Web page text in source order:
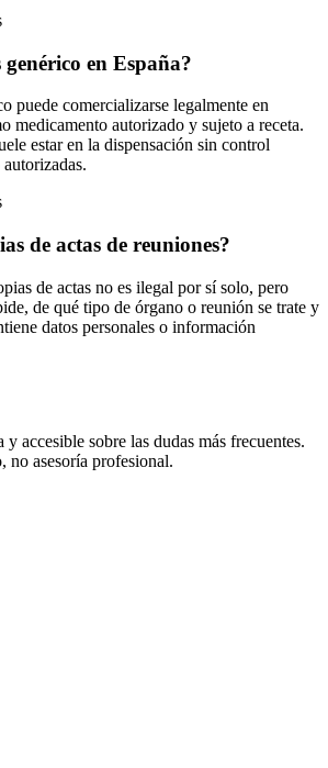
en España?
puede comercializarse legalmente en
medicamento autorizado y sujeto a receta.
estar en la dispensación sin control
de actas de reuniones?
de actas no es ilegal por sí solo, pero
de qué tipo de órgano o reunión se trate y
datos personales o información
accesible sobre las dudas más frecuentes.
asesoría profesional.